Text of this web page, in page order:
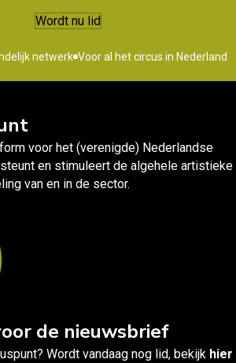
Wordt nu lid
netwerk Voor al het circus in Nederland
voor het (verenigde) Nederlandse
en stimuleert de algehele artistieke
van en in de sector.
de nieuwsbrief
Wordt vandaag nog lid, bekijk hier